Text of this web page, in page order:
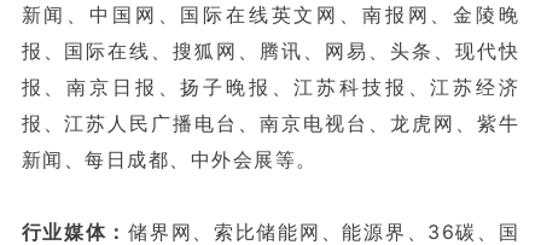
新闻、中国网、国际在线英文网、南报网、金陵晚
报、国际在线、搜狐网、腾讯、网易、头条、现代快
报、南京日报、扬子晚报、江苏科技报、江苏经济
报、江苏人民广播电台、南京电视台、龙虎网、紫牛
新闻、每日成都、中外会展等。
行业媒体：储界网、索比储能网、能源界、36碳、国